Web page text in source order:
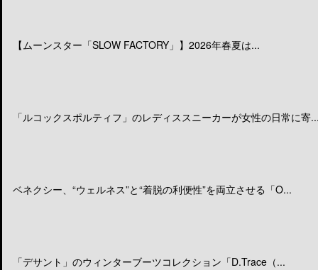
【ムーンスター「SLOW FACTORY」】2026年春夏は...
「ルコックスポルティフ」のレディススニーカーが女性の日常に寄
ベネクシー、“ウェルネス”と“着脱の利便性”を両立させる「O...
「デサント」のウィンターブーツコレクション「D.Trace（...